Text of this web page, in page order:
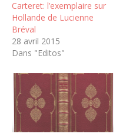
Carteret: l’exemplaire sur
Hollande de Lucienne
Bréval
28 avril 2015
Dans "Editos"